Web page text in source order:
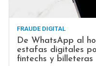
FRAUDE DIGITAL
De WhatsApp al
estafas digitales
fintechs y billeteras